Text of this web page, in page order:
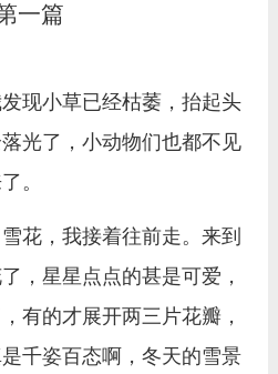
一篇
现小草已经枯萎，抬起头
光了，小动物们也都不见
。
花，我接着往前走。来到
，星星点点的甚是可爱，
有的才展开两三片花瓣，
千姿百态啊，冬天的雪景